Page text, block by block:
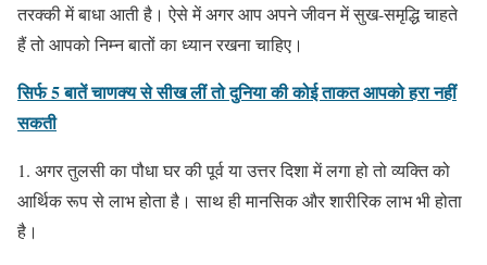
तरक्की में बाधा आती है। ऐसे में अगर आप अपने जीवन में सुख-समृद्धि चाहते
हैं तो आपको निम्न बातों का ध्यान रखना चाहिए।
सिर्फ 5 बातें चाणक्य से सीख लीं तो दुनिया की कोई ताकत आपको हरा नहीं
सकती
1. अगर तुलसी का पौधा घर की पूर्व या उत्तर दिशा में लगा हो तो व्यक्ति को
आर्थिक रूप से लाभ होता है। साथ ही मानसिक और शारीरिक लाभ भी होता
है।